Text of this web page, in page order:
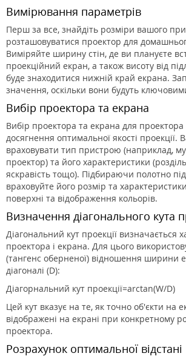
Вимірювання параметрів
Перш за все, знайдіть розміри вашого
розташовуватися проектор для
Виміряйте ширину стін, де ви плануєте
проекційний екран, а також висоту від
буде знаходитися нижній край екрана.
значення, оскільки вони будуть
Вибір проектора та екрана
Вибір проектора та екрана для
досягнення оптимальної якості проекції.
враховувати тип пристрою (наприклад,
проектор) та його характеристики
яскравість тощо). Підбираючи полотно
враховуйте його розмір та
поверхні та відображення кольорів.
Визначення діагонального кута
Діагональний кут проекції визначається
проектора і екрана. Для цього
(тангенс оберненої) відношення ширини
діагоналі (D):
Діагорнальний кут проекції=arctan⁡(W/D)
Цей кут вказує на те, як точно об'єкти на
відображені на екрані при конкретному
проектора.
Розрахунок оптимальної відстані